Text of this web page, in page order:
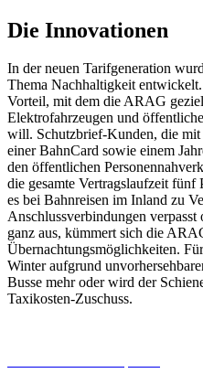
Die Innovationen
In der neuen Tarifgeneration
Thema Nachhaltigkeit
Vorteil, mit dem die ARAG
Elektrofahrzeugen und
will. Schutzbrief-Kunden, die
einer BahnCard sowie einem
den öffentlichen
die gesamte Vertragslaufzeit
es bei Bahnreisen im Inland zu
Anschlussverbindungen
ganz aus, kümmert sich die
Übernachtungsmöglichkeiten.
Winter aufgrund
Busse mehr oder wird der
Taxikosten-Zuschuss.